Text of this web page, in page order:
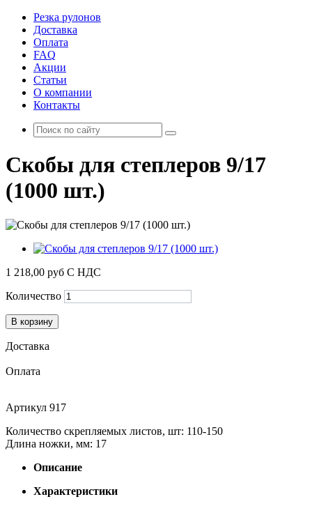
Резка рулонов
Доставка
Оплата
FAQ
Акции
Статьи
О компании
Контакты
Скобы для степлеров 9/17
(1000 шт.)
1 218,00 руб С НДС
Количество
В корзину
Доставка
Оплата
Артикул 917
Количество скрепляемых листов, шт: 110-150
Длина ножки, мм: 17
Описание
Характеристики